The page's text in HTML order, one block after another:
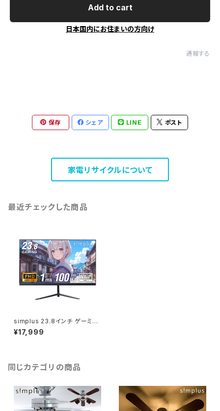
Add to cart
日本国内にお住まいの方向け
通報する
保存 シェア LINE ポスト
家電リサイクルについて
最近チェックした商品
simplus 23.8インチ ゲーミン
グモニター PCモニター 100Hz
1920×1080 FHD 1080p 1ms
ス SP-NMT23
¥17,999
同じカテゴリの商品